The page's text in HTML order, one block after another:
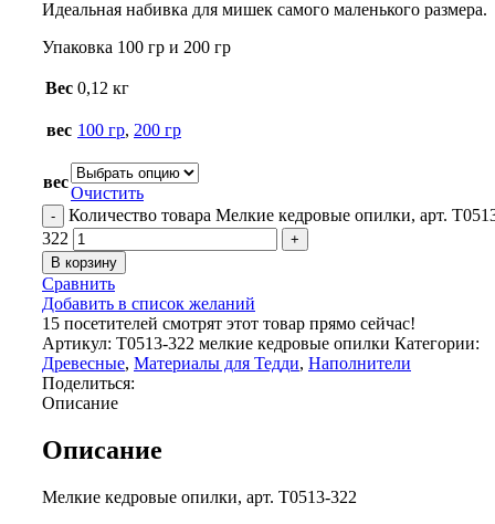
Идеальная набивка для мишек самого маленького размера.
Упаковка 100 гр и 200 гр
Вес 0,12 кг
вес 100 гр, 200 гр
вес
Очистить
Количество товара Мелкие кедровые опилки, арт.
322
В корзину
Сравнить
Добавить в список желаний
15 посетителей смотрят этот товар прямо сейчас!
Артикул: Т0513-322 мелкие кедровые опилки Категории:
Древесные, Материалы для Тедди, Наполнители
Поделиться:
Описание
Описание
Мелкие кедровые опилки, арт. Т0513-322